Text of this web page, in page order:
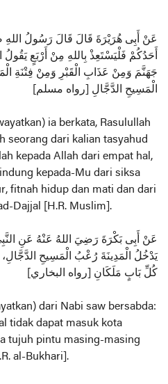
عَنْ أَبِى هُرَيْرَةَ قَالَ قَالَ رَسُولُ اللهِ
أَحَدُكُمْ فَلْيَسْتَعِذْ بِاللهِ مِنْ أَرْبَعٍ
جَهَنَّمَ وَمِنْ عَذَابِ الْقَبْرِ وَمِنْ فِتْنَةِ
الْمَسِيحِ الدَّجَّالِ [رواه مسلم]
ia berkata, Rasulullah
seorang dari kalian tasyahud
kepada Allah dari empat hal,
kepada-Mu dari siksa
fitnah hidup dan mati dan dari
Dajjal [H.R. Muslim].
عَنْ أَبِى بَكْرَةَ رَضِيَ اللهُ عَنْهُ عَنِ
يَدْخُلُ الْمَدِينَةَ رُعْبُ الْمَسِيحِ الدَّجَّالِ،
كُلِّ بَابٍ مَلَكَانِ [رواه البخاري]
dari Nabi saw bersabda:
tidak dapat masuk kota
tujuh pintu masing-masing
al-Bukhari].